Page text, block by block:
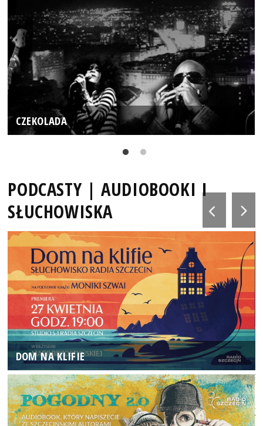
CZEKOLADA
PODCASTY | AUDIOBOOKI I
SŁUCHOWISKA
DOM NA KLIFIE